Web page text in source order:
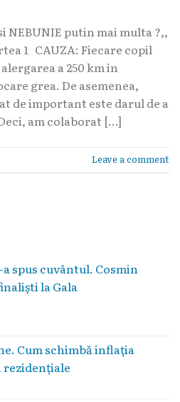
spus cuvântul. Cosmin
la Gala
Cum schimbă inflaţia
NEBUNIE putin mai multa ?,,
1 CAUZA: Fiecare copil
a 250 km in
grea. De asemenea,
de important este darul de a
am colaborat […]
Leave a comment